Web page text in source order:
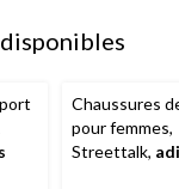
Chaussures
pour femmes,
Streettalk,